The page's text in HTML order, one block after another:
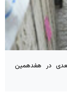
سعدی در هفدهمین